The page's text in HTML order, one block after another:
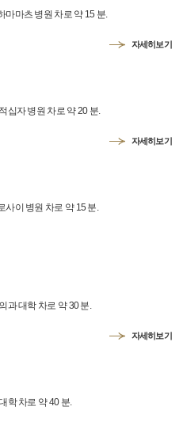
마마츠 병원 차로 약 15 분.
자세히보기
십자 병원 차로 약 20 분.
자세히보기
사이 병원 차로 약 15 분.
과 대학 차로 약 30 분.
자세히보기
학 차로 약 40 분.